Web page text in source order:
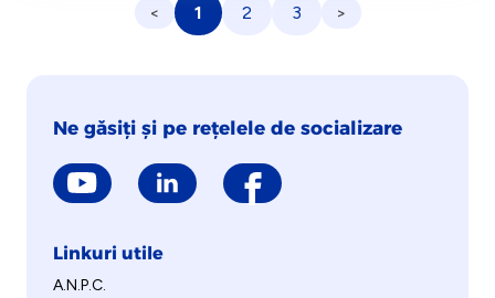
< 1 2 3 >
Ne găsiți și pe rețelele de socializare
Linkuri utile
A.N.P.C.